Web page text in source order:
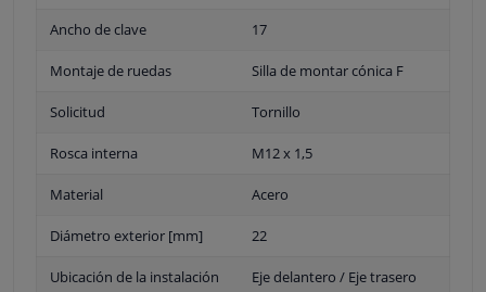
Ancho de clave 17
Montaje de ruedas Silla de montar cónica F
Solicitud Tornillo
Rosca interna M12 x 1,5
Material Acero
Diámetro exterior [mm] 22
Ubicación de la instalación Eje delantero / Eje trasero